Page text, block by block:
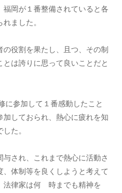
岡が１番整備されていると各
ました。
役割を果たし、且つ、その制
は誇りに思って良いことだと
に参加して１番感動したこと
しておられ、熱心に疲れを知
た。
与され、これまで熱心に活動さ
体制等を良くしようと考えて
法律家は何 時までも精神を